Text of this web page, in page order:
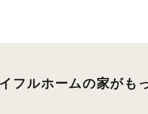
フルホームの家がも